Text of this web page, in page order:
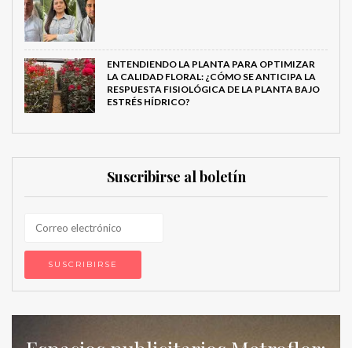
ENTENDIENDO LA PLANTA PARA OPTIMIZAR
LA CALIDAD FLORAL: ¿CÓMO SE ANTICIPA LA
RESPUESTA FISIOLÓGICA DE LA PLANTA BAJO
ESTRÉS HÍDRICO?
Suscribirse al boletín